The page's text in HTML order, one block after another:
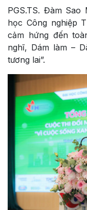
PGS.TS. Đàm
học Công nghiệp
cảm hứng đến
nghĩ, Dám làm –
tương lai”.